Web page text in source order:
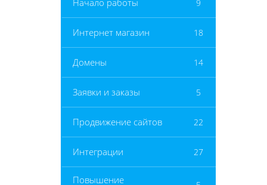
Начало работы 9
Интернет магазин 18
Домены 14
Заявки и заказы 5
Продвижение сайтов 22
Интеграции 27
Повышение